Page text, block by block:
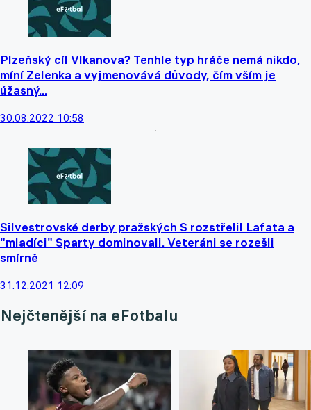
Plzeňský cíl Vlkanova? Tenhle typ hráče nemá nikdo,
míní Zelenka a vyjmenovává důvody, čím vším je
úžasný...
30.08.2022 10:58
Silvestrovské derby pražských S rozstřelil Lafata a
"mladíci" Sparty dominovali. Veteráni se rozešli
smírně
31.12.2021 12:09
Nejčtenější na eFotbalu